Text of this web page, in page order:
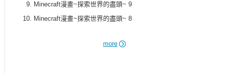
Minecraft漫畫~探索世界的盡頭~ 9
Minecraft漫畫~探索世界的盡頭~ 8
more